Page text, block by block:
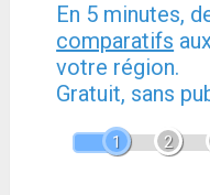
En 5 minutes,
comparatifs
votre région.
Gratuit, sans
1 2